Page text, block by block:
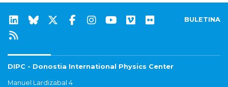
BULETINA
DIPC - Donostia International Physics Center
Manuel Lardizabal 4